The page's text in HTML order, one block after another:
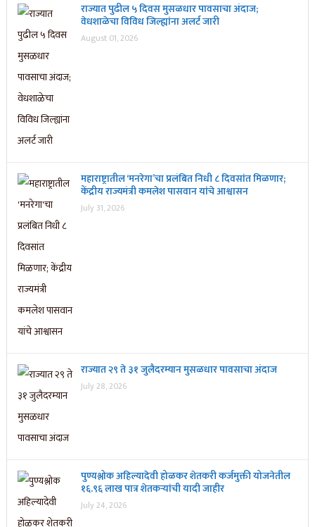
राज्यात पुढील ५ दिवस मुसळधार पावसाचा अंदाज;
वेधशाळेचा विविध जिल्ह्यांना अलर्ट जारी
August 01, 2026
महाराष्ट्रातील ‘मनरेगा’चा प्रलंबित निधी ८ दिवसांत मिळणार;
केंद्रीय राज्यमंत्री कमलेश पासवान यांचे आश्वासन
July 31, 2026
राज्यात २९ ते ३१ जुलैदरम्यान मुसळधार पावसाचा अंदाज
July 28, 2026
पुण्यश्लोक अहिल्यादेवी होळकर शेतकरी कर्जमुक्ती योजनेतील
१६.९६ लाख पात्र शेतकऱ्यांची यादी जाहीर
July 24, 2026